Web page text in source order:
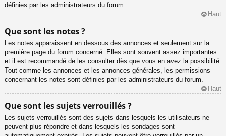
définies par les administrateurs du forum.
Haut
Que sont les notes ?
Les notes apparaissent en dessous des annonces et seulement sur la
première page du forum concerné. Elles sont souvent assez importantes
et il est recommandé de les consulter dès que vous en avez la possibilité.
Tout comme les annonces et les annonces générales, les permissions
concernant les notes sont définies par les administrateurs du forum.
Haut
Que sont les sujets verrouillés ?
Les sujets verrouillés sont des sujets dans lesquels les utilisateurs ne
peuvent plus répondre et dans lesquels les sondages sont